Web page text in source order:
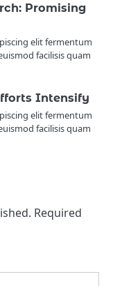
Promising
elit fermentum
facilisis quam
Intensify
elit fermentum
facilisis quam
Required